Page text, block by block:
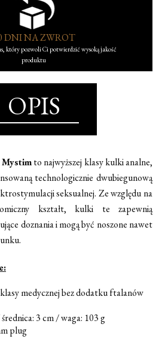
DNI NA ZWROT
który pozwoli Ci potwierdzić wysoką jakość
produktu
OPIS
Mystimto najwyższej klasy kulki analne,
technologicznie dwubiegunową
seksualnej. Ze względu na
kształt, kulki te zapewnią
doznania i mogą być noszone nawet
medycznej bez dodatku ftalanów
średnica: 3 cm /waga: 103 g
plug